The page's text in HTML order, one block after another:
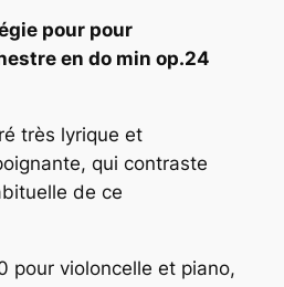
pour pour
en do min op.24
très lyrique et
qui contraste
de ce
pour violoncelle et piano,